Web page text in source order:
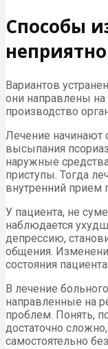
Способы
Вариантов
они направлены
производство
Лечение начинают
высыпания
наружные
приступы. Тогда
внутренний прием
У пациента, не
наблюдается
депрессию,
общения.
состояния пациента.
В лечение
направленные на
проблем. Понять,
достаточно
самостоятельно